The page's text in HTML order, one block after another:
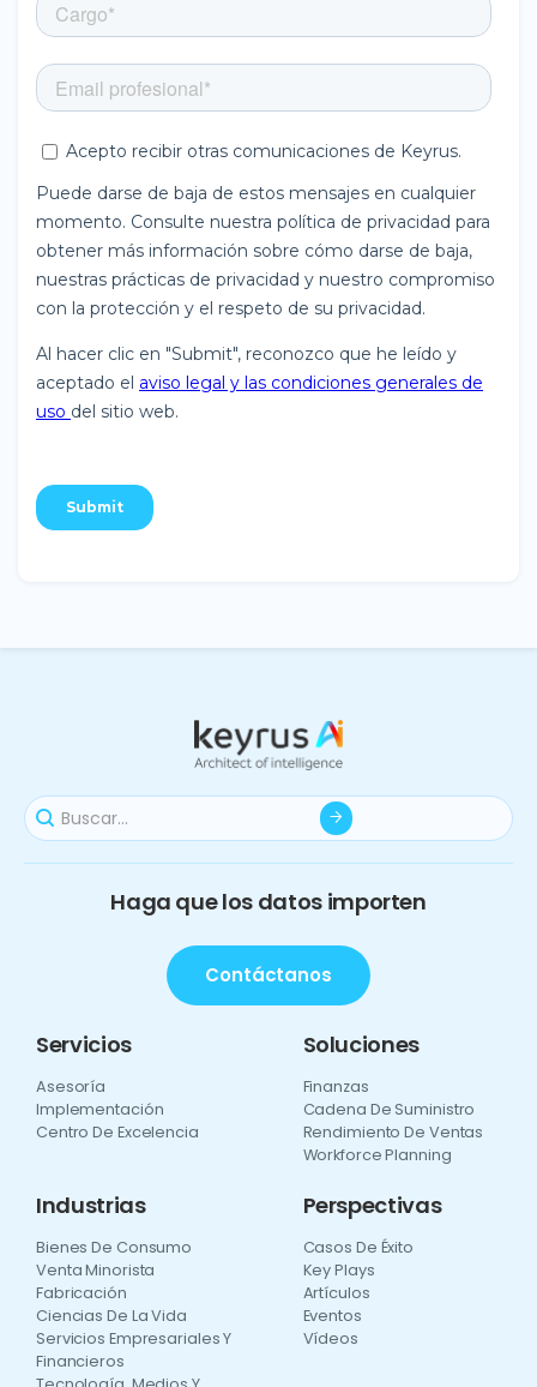
Haga que los datos importen
Contáctanos
Servicios
Asesoría
Implementación
Centro De Excelencia
Soluciones
Finanzas
Cadena De Suministro
Rendimiento De Ventas
Workforce Planning
Industrias
Bienes De Consumo
Venta Minorista
Fabricación
Ciencias De La Vida
Servicios Empresariales Y
Financieros
Perspectivas
Casos De Éxito
Key Plays
Artículos
Eventos
Vídeos